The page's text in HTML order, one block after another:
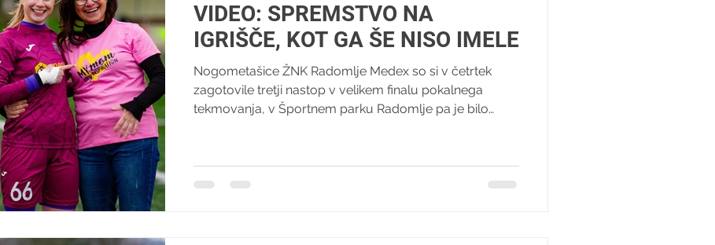
VIDEO: SPREMSTVO NA
IGRIŠČE, KOT GA ŠE NISO IMELE
Nogometašice ŽNK Radomlje Medex so si v četrtek
zagotovile tretji nastop v velikem finalu pokalnega
tekmovanja, v Športnem parku Radomlje pa je bilo
ŽNK Radomlje Medex pred pokalno tekmo, prvo po
materinskem dnevu, presenetilo s prav posebnim